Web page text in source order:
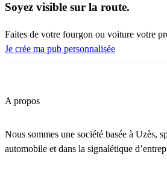
Soyez visible sur la route.
Faites de votre fourgon ou voiture votre
Je crée ma pub personnalisée
A propos
Nous sommes une société basée à Uzès,
automobile et dans la signalétique